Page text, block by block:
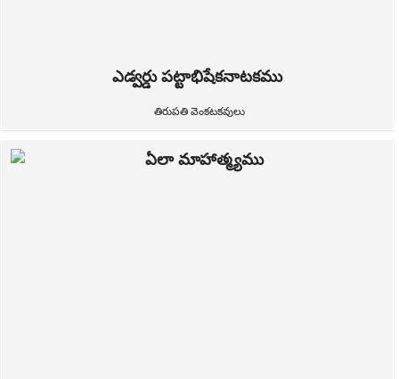
ఎడ్వర్డు పట్టాభిషేకనాటకము
తిరుపతి వెంకటకవులు